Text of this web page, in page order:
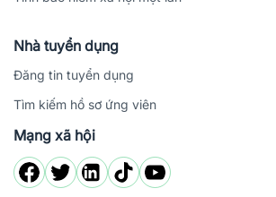
Nhà tuyển dụng
Đăng tin tuyển dụng
Tìm kiếm hồ sơ ứng viên
Mạng xã hội